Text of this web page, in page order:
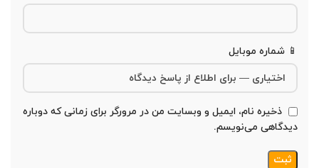
📱 شماره موبایل
ذخیره نام، ایمیل و وبسایت من در مرورگر برای زمانی که دوباره
دیدگاهی می‌نویسم.